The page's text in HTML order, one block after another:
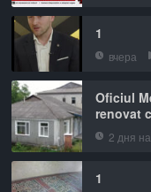
1
вчера
Oficiul
renovat
2 дня
1